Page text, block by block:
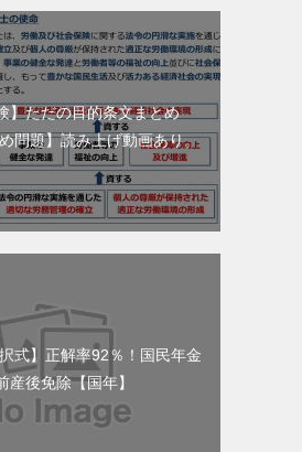
】ただの目的条文まとめ
問題】読み上げ動画あり。
択式】正解率92％！国民年金
産後免除【国年】